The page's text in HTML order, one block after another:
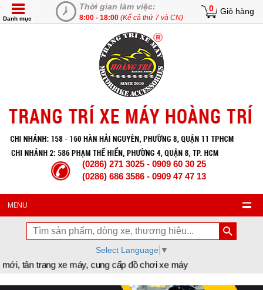
Thời gian làm việc:
8:00 - 18:00 (Kể cả thứ 7 và CN)
0 Giỏ hàng
Danh mục
(0286) 271 3025 - 0909 60 30 25
(0286) 686 3586 - 0909 47 47 13
MENU
Select Language ▼
trang xe máy, cung cấp đồ chơi xe máy